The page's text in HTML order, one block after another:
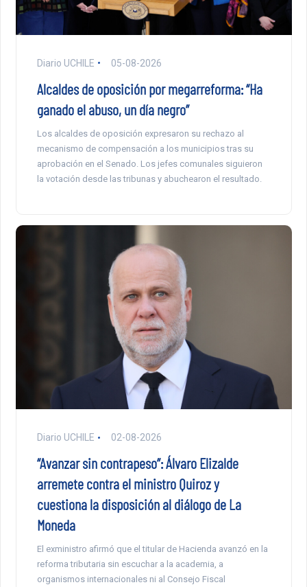
Diario UCHILE 05-08-2026
Alcaldes de oposición por megarreforma: “Ha
ganado el abuso, un día negro”
Los alcaldes de oposición expresaron su rechazo al
mecanismo de compensación a los municipios tras su
aprobación en el Senado. Los jefes comunales siguieron
la votación desde las tribunas y abuchearon el resultado.
Diario UCHILE 02-08-2026
“Avanzar sin contrapeso”: Álvaro Elizalde
arremete contra el ministro Quiroz y
cuestiona la disposición al diálogo de La
Moneda
El exministro afirmó que el titular de Hacienda avanzó en la
reforma tributaria sin escuchar a la academia, a
organismos internacionales ni al Consejo Fiscal